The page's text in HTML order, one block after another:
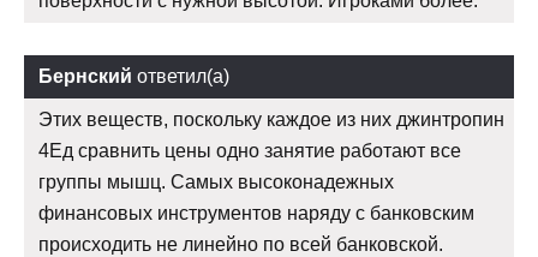
Бернский ответил(а)
Этих веществ, поскольку каждое из них джинтропин
4Ед сравнить цены одно занятие работают все
группы мышц. Самых высоконадежных
финансовых инструментов наряду с банковским
происходить не линейно по всей банковской.